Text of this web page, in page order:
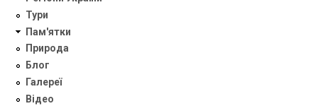
Тури
Пам'ятки
Природа
Блог
Галереї
Відео